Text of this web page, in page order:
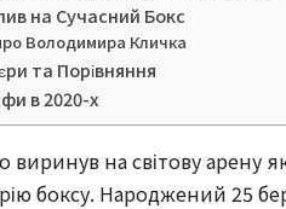
на Сучасний Бокс
Володимира Кличка
та Порівняння
в 2020-х
на світову арену
боксу. Народжений 25